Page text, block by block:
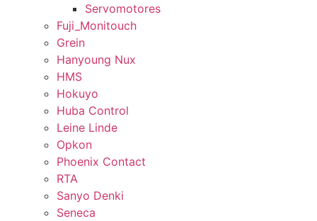
Servomotores
Fuji_Monitouch
Grein
Hanyoung Nux
HMS
Hokuyo
Huba Control
Leine Linde
Opkon
Phoenix Contact
RTA
Sanyo Denki
Seneca